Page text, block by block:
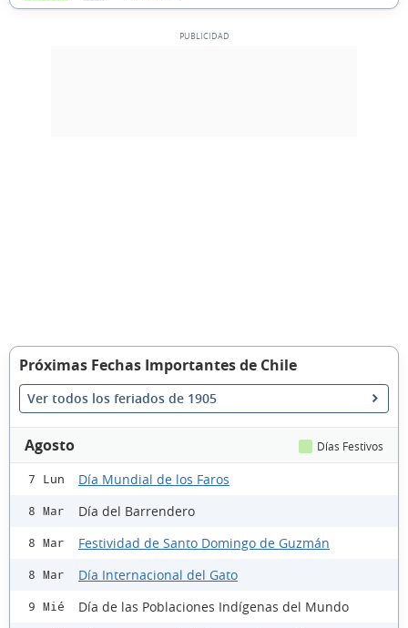
Próximas Fechas Importantes de Chile
Ver todos los feriados de 1905
Agosto Días Festivos
7 Lun Día Mundial de los Faros
8 Mar Día del Barrendero
8 Mar Festividad de Santo Domingo de Guzmán
8 Mar Día Internacional del Gato
9 Mié Día de las Poblaciones Indígenas del Mundo